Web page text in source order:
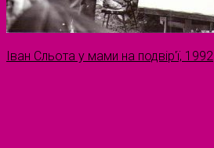
Іван Сльота у мами на подвір'ї, 1992